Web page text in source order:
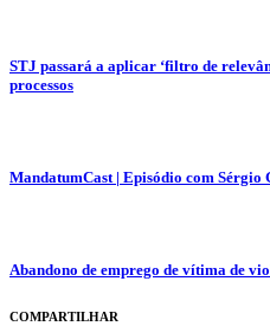
STJ passará a aplicar ‘filtro de
processos
MandatumCast | Episódio com Sérgio
Abandono de emprego de vítima de
COMPARTILHAR